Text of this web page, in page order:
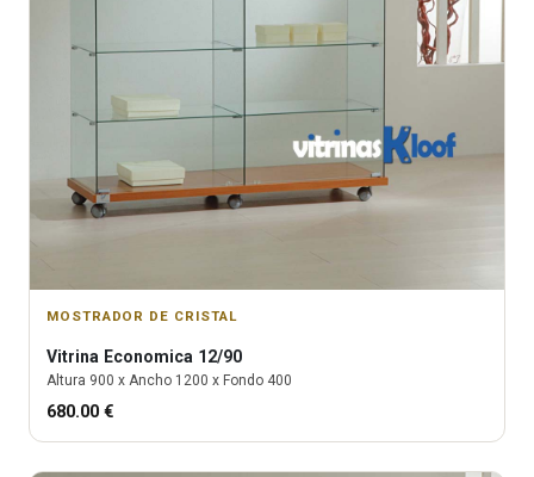
MOSTRADOR DE CRISTAL
Vitrina Economica 12/90
Altura 900 x Ancho 1200 x Fondo 400
680.00 €